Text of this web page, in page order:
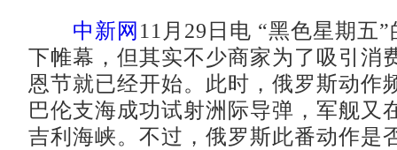
中新网 11月29日电 “黑色星期五
下帷幕，但其实不少商家为了吸引消
恩节就已经开始。此时，俄罗斯动作
巴伦支海成功试射洲际导弹，军舰又
吉利海峡。不过，俄罗斯此番动作是